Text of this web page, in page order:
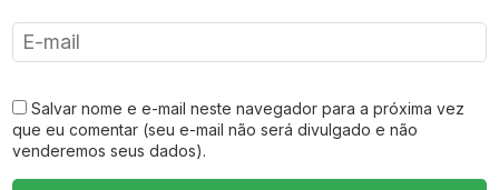
Salvar nome e e-mail neste navegador para a próxima vez
que eu comentar (seu e-mail não será divulgado e não
venderemos seus dados).